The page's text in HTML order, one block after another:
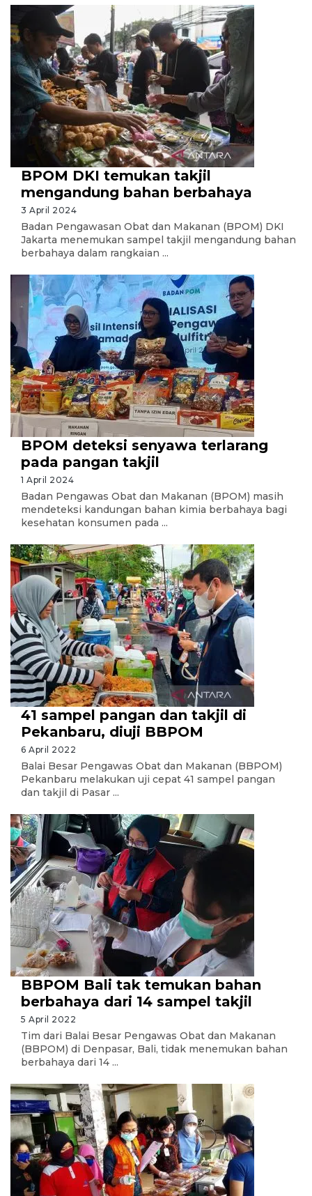
BPOM DKI temukan takjil
mengandung bahan berbahaya
3 April 2024
Badan Pengawasan Obat dan Makanan (BPOM) DKI
Jakarta menemukan sampel takjil mengandung bahan
berbahaya dalam rangkaian ...
BPOM deteksi senyawa terlarang
pada pangan takjil
1 April 2024
Badan Pengawas Obat dan Makanan (BPOM) masih
mendeteksi kandungan bahan kimia berbahaya bagi
kesehatan konsumen pada ...
41 sampel pangan dan takjil di
Pekanbaru, diuji BBPOM
6 April 2022
Balai Besar Pengawas Obat dan Makanan (BBPOM)
Pekanbaru melakukan uji cepat 41 sampel pangan
dan takjil di Pasar ...
BBPOM Bali tak temukan bahan
berbahaya dari 14 sampel takjil
5 April 2022
Tim dari Balai Besar Pengawas Obat dan Makanan
(BBPOM) di Denpasar, Bali, tidak menemukan bahan
berbahaya dari 14 ...